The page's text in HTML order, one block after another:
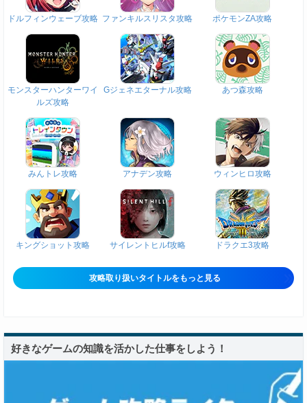
ドルフィンウェーブ攻略 ファンキルスリスタ攻略 ポケモンZA攻略
モンスターハンターワイ
ルズ攻略
Gジェネエターナル攻略 あつ森攻略
みんトレ攻略 アナデン攻略 ウィンヒロ攻略
キングショット攻略 サイレントヒルf攻略 ドラクエ3攻略
攻略取り扱いタイトルをもっと見る
好きなゲームの知識を活かした仕事をしよう！